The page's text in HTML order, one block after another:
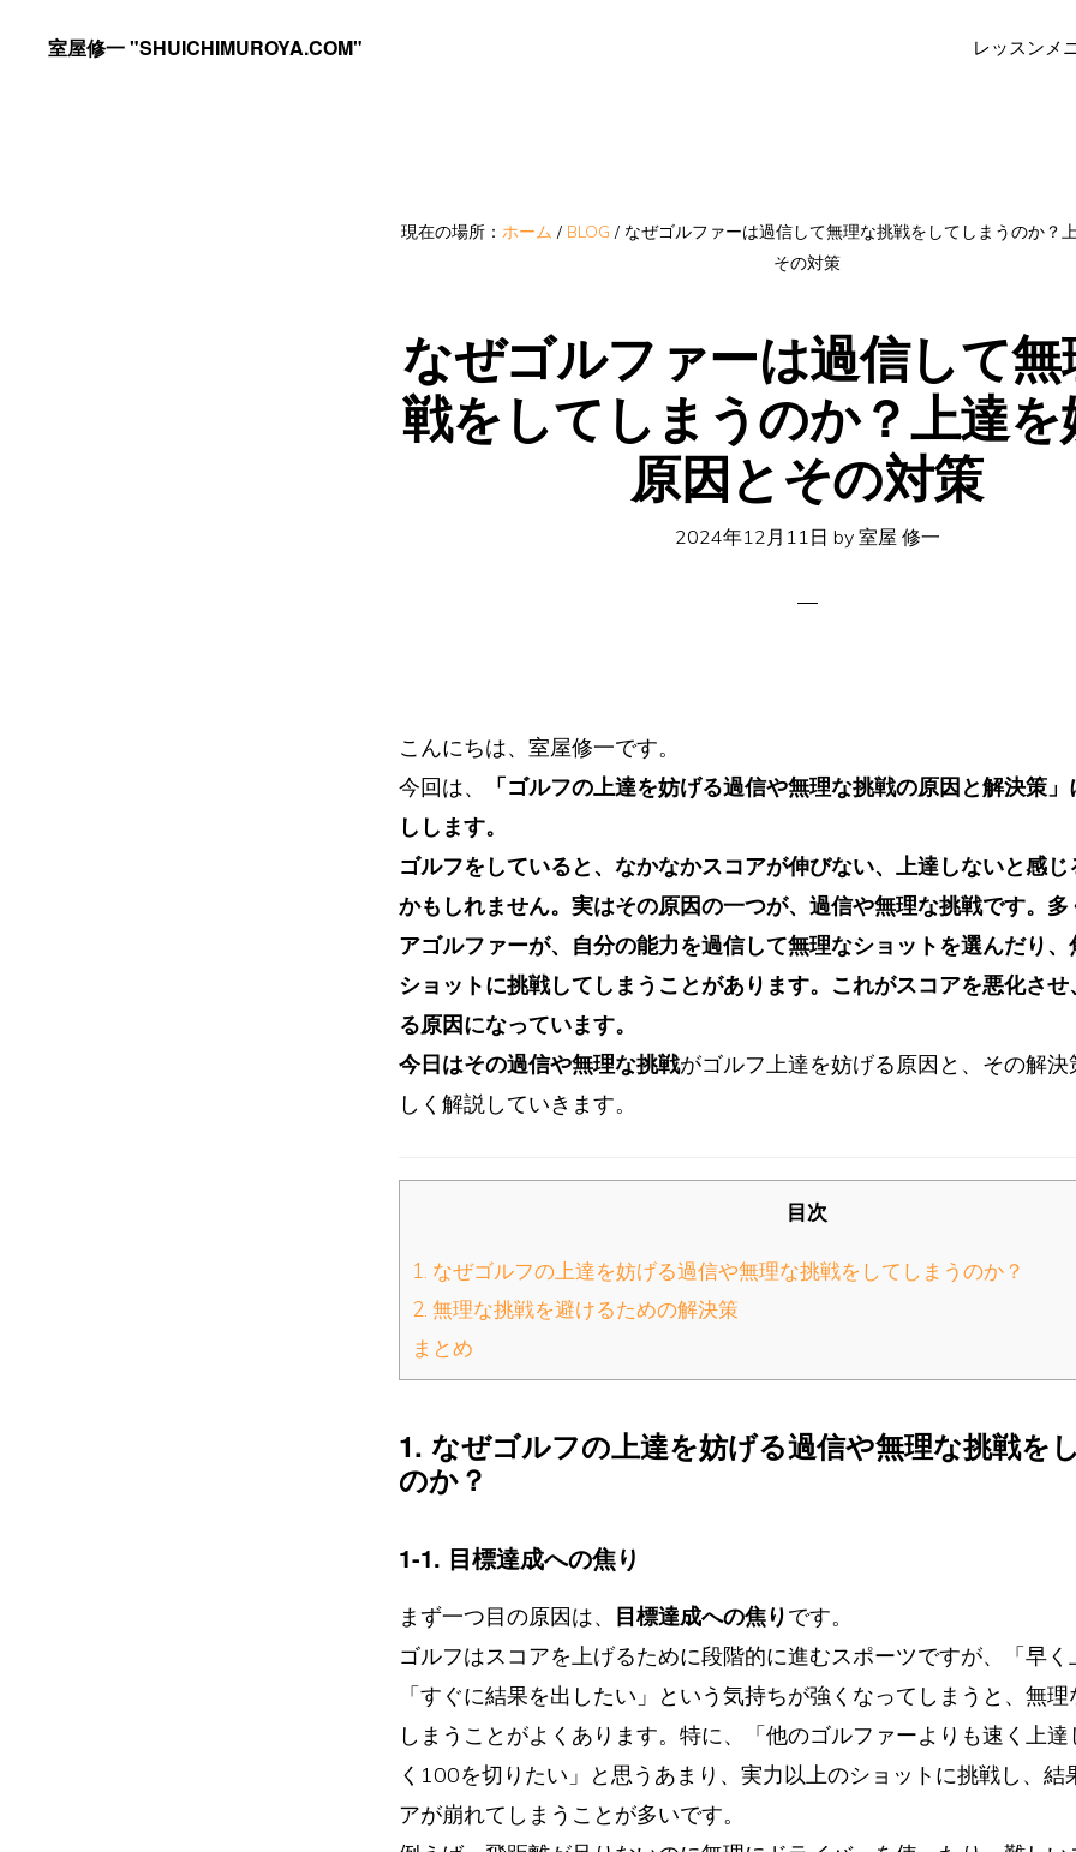
室屋修一 "SHUICHIMUROYA.COM"
レッスンメ
現在の場所： ホーム / BLOG / なぜゴルファーは過信して無理な挑戦をしてしまうのか？
その対策
なぜゴルファーは過信して
戦をしてしまうのか？上達を
原因とその対策
2024年12月11日 by 室屋 修一
こんにちは、室屋修一です。
今回は、
「ゴルフの上達を妨げる過信や無理な挑戦の原因と解決策
しします。
ゴルフをしていると、なかなかスコアが伸びない、上達しないと感
かもしれません。実はその原因の一つが、過信や無理な挑戦です。多
アゴルファーが、自分の能力を過信して無理なショットを選んだり
ショットに挑戦してしまうことがあります。これがスコアを悪化さ
る原因になっています。
今日はその過信や無理な挑戦がゴルフ上達を妨げる原因と、その解
しく解説していきます。
目次
1. なぜゴルフの上達を妨げる過信や無理な挑戦をしてしまうのか？
2. 無理な挑戦を避けるための解決策
まとめ
1. なぜゴルフの上達を妨げる過信や無理な挑戦を
のか？
1-1. 目標達成への焦り
まず一つ目の原因は、 目標達成への焦りです。
ゴルフはスコアを上げるために段階的に進むスポーツですが、「早く
「すぐに結果を出したい」という気持ちが強くなってしまうと、無
しまうことがよくあります。特に、「他のゴルファーよりも速く上
く100を切りたい」と思うあまり、実力以上のショットに挑戦し、結
アが崩れてしまうことが多いです。